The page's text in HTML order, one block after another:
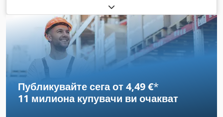
от електрозахранването, мобилно професионално
стартово устройство разполага с две вградени мощни
спирални батерии „EXIDE“. Dsdpfeztinbsx Abreck
STARTPACK PRO 12.24 XL е идеално подходящ за
стартиране на микробуси, трактори, камиони и автобуси,
както и на тежки машини като танкове, с 12 или 24 V
батерии, без да се повреди електронната система на
превозното средство.
Публикувайте сега от 4,49 €*
11 милиона купувачи ви очакват